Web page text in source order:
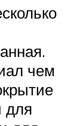
чем
для